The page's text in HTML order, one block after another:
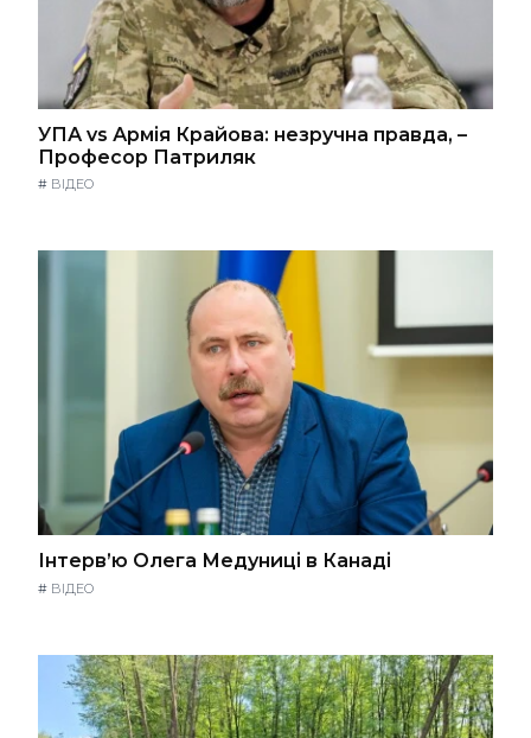
УПА vs Армія Крайова: незручна правда, –
Професор Патриляк
# ВІДЕО
Інтерв’ю Олега Медуниці в Канаді
# ВІДЕО